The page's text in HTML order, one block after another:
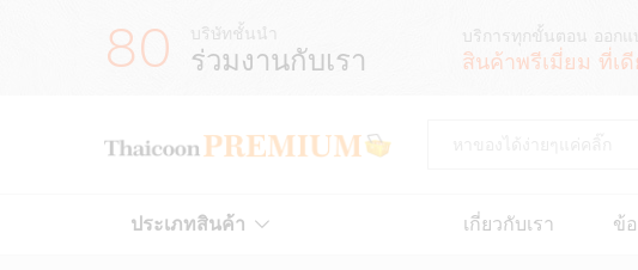
80 บริษัทชั้นนำ
ร่วมงานกับเรา
บริการทุกขั้นตอน ออกแ
สินค้าพรีเมี่ยม ที่เ
ประเภทสินค้า เกี่ยวกับเรา ข้